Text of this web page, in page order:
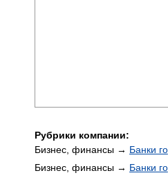
Рубрики компании:
Бизнес, финансы → Банки
Бизнес, финансы → Банки